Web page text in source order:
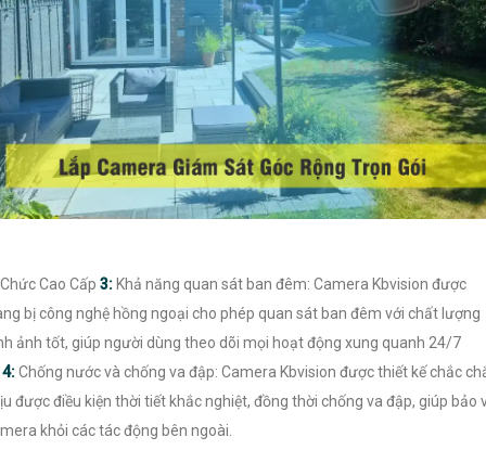
Cao Cấp 3: Khả năng quan sát ban đêm: Camera Kbvision được
bị công nghệ hồng ngoại cho phép quan sát ban đêm với chất lượng
ảnh tốt, giúp người dùng theo dõi mọi hoạt động xung quanh 24/7
4:Chống nước và chống va đập: Camera Kbvision được thiết kế chắc
được điều kiện thời tiết khắc nghiệt, đồng thời chống va đập, giúp bảo
khỏi các tác động bên ngoài.